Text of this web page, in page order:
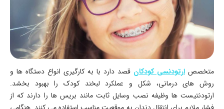
متخصص ارتودنسی کودکان قصد دارد با به کارگیری انواع دستگاه ها و
روش های درمانی، شکل و عملکرد لبخند کودک را بهبود بخشد.
ارتودنتیست ها وظیفه نصب وسایل ثابت مانند بریس ها را دارند که از